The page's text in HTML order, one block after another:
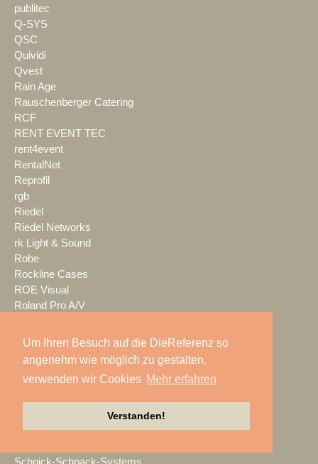
Um Ihren Besuch auf die DieReferenz so
angenehm wie möglich zu gestalten,
verwenden wir Cookies Mehr erfahren
Verstanden!
publitec
Q-SYS
QSC
Quividi
Qvest
Rain Age
Rauschenberger Catering
RCF
RENT EVENT TEC
rent4event
RentalNet
Reprofil
rgb
Riedel
Riedel Networks
rk Light & Sound
Robe
Rockline Cases
ROE Visual
Roland Pro A/V
RØDE
S.E.A. Vertrieb
Salzbrenner
Samsung
satis&fy
Schallwerk Audiotechnik